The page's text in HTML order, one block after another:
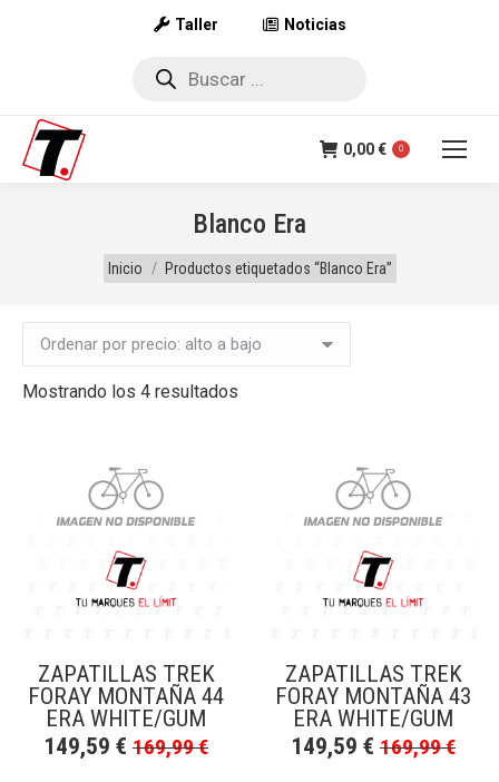
Taller Noticias
Búsqueda
0,00€ 0
Blanco Era
Estás aquí:
Inicio Productos etiquetados “Blanco Era”
Mostrando los 4 resultados
ZAPATILLAS TREK
FORAY MONTAÑA 44
ERA WHITE/GUM
149,59 € 169,99€
ZAPATILLAS TREK
FORAY MONTAÑA 43
ERA WHITE/GUM
149,59 € 169,99€